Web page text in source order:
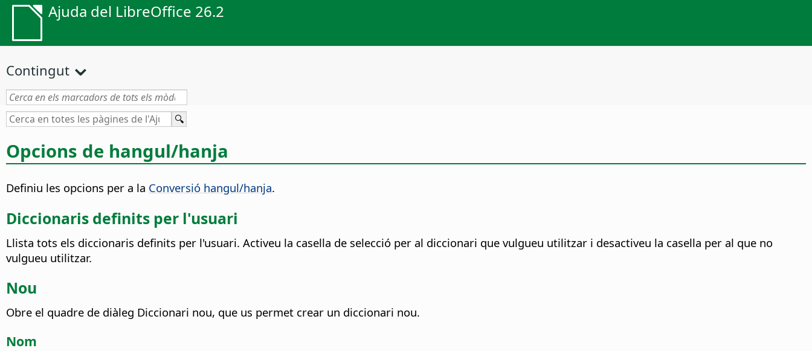
Ajuda del LibreOffice 26.2
Contingut
Opcions de hangul/hanja
Definiu les opcions per a la Conversió hangul/hanja.
Diccionaris definits per l'usuari
Llista tots els diccionaris definits per l'usuari. Activeu la casella de selecció per al diccionari que vulgueu utilitzar i desactiveu la casella per al que no
vulgueu utilitzar.
Nou
Obre el quadre de diàleg Diccionari nou, que us permet crear un diccionari nou.
Nom